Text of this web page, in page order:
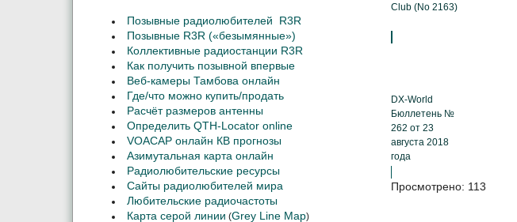
Club (No 2163)
DX-World
Бюллетень №
262 от 23
августа 2018
года
Просмотрено: 113
Позывные радиолюбителей R3R
Позывные R3R («безымянные»)
Коллективные радиостанции R3R
Как получить позывной впервые
Веб-камеры Тамбова онлайн
Где/что можно купить/продать
Расчёт размеров антенны
Определить QTH-Locator online
VOACAP онлайн КВ прогнозы
Азимутальная карта онлайн
Радиолюбительские ресурсы
Сайты радиолюбителей мира
Любительские радиочастоты
Карта серой линии (Grey Line Map)